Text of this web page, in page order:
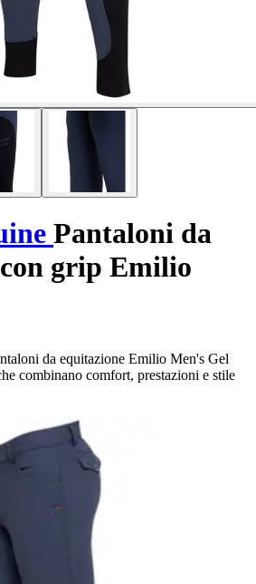
Pantaloni da
grip Emilio
da equitazione Emilio Men's Gel
combinano comfort, prestazioni e stile